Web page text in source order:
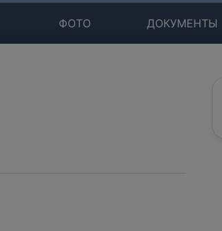
ФОТО ДОКУМЕНТЫ